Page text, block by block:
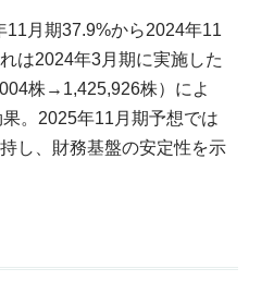
11月期37.9%から2024年11
は2024年3月期に実施した
株→1,425,926株）によ
。2025年11月期予想では
し、財務基盤の安定性を示